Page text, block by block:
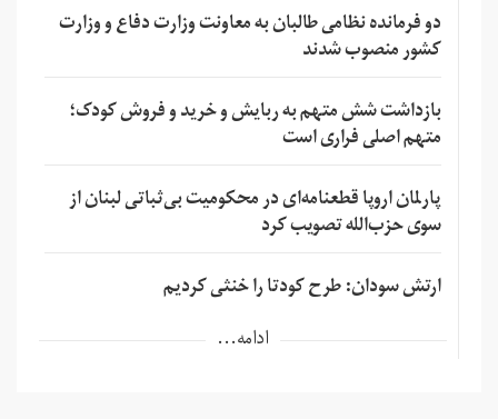
دو فرمانده نظامی طالبان به معاونت وزارت دفاع و وزارت
کشور منصوب شدند
بازداشت شش متهم به ربایش و خرید و فروش کودک؛
متهم اصلی فراری است
پارلمان اروپا قطعنامه‌ای در محکومیت بی‌ثباتی لبنان از
سوی حزب‌الله تصویب کرد
ارتش سودان: طرح کودتا را خنثی کردیم
ادامه...